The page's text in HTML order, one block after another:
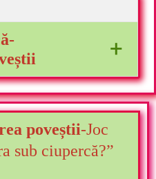
-
+
poveștii-Joc
sub ciupercă?”